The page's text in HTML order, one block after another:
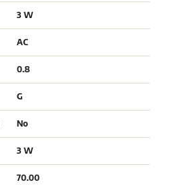
3 W
AC
0.8
G
No
3 W
70.00